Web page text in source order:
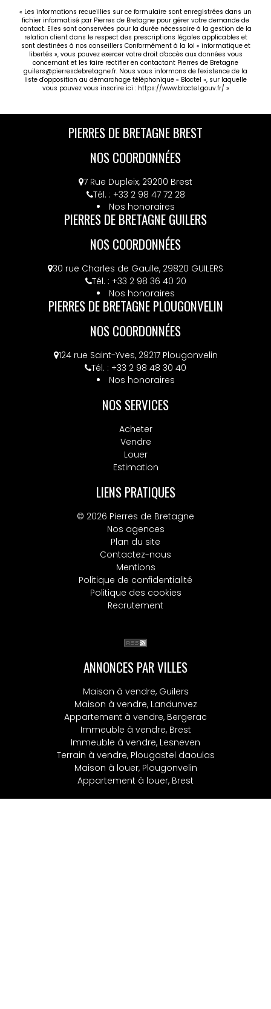
« Les informations recueillies sur ce formulaire sont enregistrées dans un
fichier informatisé par Pierres de Bretagne pour gérer votre demande de
contact. Elles sont conservées pour la durée nécessaire à la gestion de la
relation client dans le respect des prescriptions légales applicables et
sont destinées à nos conseillers Conformément à la loi « informatique et
libertés », vous pouvez exercer votre droit d'accès aux données vous
concernant et les faire rectifier en contactant Pierres de Bretagne
guilers@pierresdebretagne.fr. Nous vous informons de l'existence de la
liste d'opposition au démarchage téléphonique « Bloctel », sur laquelle
vous pouvez vous inscrire ici : https://www.bloctel.gouv.fr/ »
PIERRES DE BRETAGNE BREST
NOS COORDONNÉES
7 Rue Dupleix, 29200 Brest
Tél. : +33 2 98 47 72 28
Nos honoraires
PIERRES DE BRETAGNE GUILERS
NOS COORDONNÉES
30 rue Charles de Gaulle, 29820 GUILERS
Tél. : +33 2 98 36 40 20
Nos honoraires
PIERRES DE BRETAGNE PLOUGONVELIN
NOS COORDONNÉES
124 rue Saint-Yves, 29217 Plougonvelin
Tél. : +33 2 98 48 30 40
Nos honoraires
NOS SERVICES
Acheter
Vendre
Louer
Estimation
LIENS PRATIQUES
© 2026 Pierres de Bretagne
Nos agences
Plan du site
Contactez-nous
Mentions
Politique de confidentialité
Politique des cookies
Recrutement
ANNONCES PAR VILLES
Maison à vendre, Guilers
Maison à vendre, Landunvez
Appartement à vendre, Bergerac
Immeuble à vendre, Brest
Immeuble à vendre, Lesneven
Terrain à vendre, Plougastel daoulas
Maison à louer, Plougonvelin
Appartement à louer, Brest